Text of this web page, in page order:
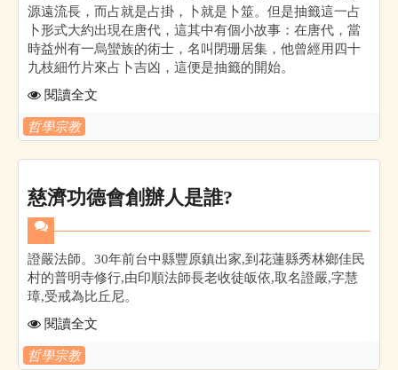
源遠流長，而占就是占掛，卜就是卜筮。但是抽籤這一占
卜形式大約出現在唐代，這其中有個小故事：在唐代，當
時益州有一烏蠻族的術士，名叫閉珊居集，他曾經用四十
九枝細竹片來占卜吉凶，這便是抽籤的開始。
閱讀全文
哲學宗教
慈濟功德會創辦人是誰?
證嚴法師。30年前台中縣豐原鎮出家,到花蓮縣秀林鄉佳民
村的普明寺修行,由印順法師長老收徒皈依,取名證嚴,字慧
璋,受戒為比丘尼。
閱讀全文
哲學宗教